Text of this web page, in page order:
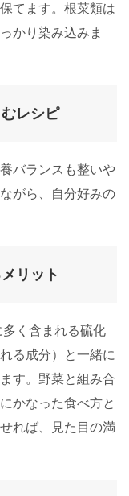
てます。根菜類は
かり染み込みま
レシピ
バランスも整いや
がら、自分好みの
リット
く含まれる硫化
る成分）と一緒に
す。野菜と組み合
かなった食べ方と
れば、見た目の満